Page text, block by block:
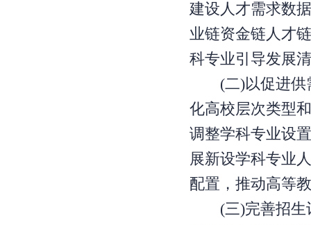
建设人才需求数
业链资金链人才
科专业引导发展
(二)以促进供需
化高校层次类型
调整学科专业设
展新设学科专业
配置，推动高等
(三)完善招生计